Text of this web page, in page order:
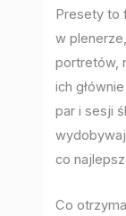
Presety to
w
portretów,
ich
par i sesji
co
Co